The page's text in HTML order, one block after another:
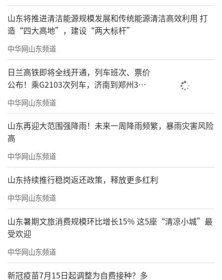
山东将推进清洁能源规模发展和传统能源清洁高效利用 打
造“四大高地”，建设“两大标杆”
中华网山东频道
日兰高铁即将全线开通，列车班次、票价
公布！乘G2103次列车，济南到郑州3小
时到达
中华网山东频道
山东再迎大范围强降雨！未来一周降雨频繁，暴雨灾害风险
高
中华网山东频道
山东持续推行稳岗返还政策，释放更多红利
中华网山东频道
山东暑期文旅消费规模环比增长15% 这5座“清凉小城”最
受欢迎
中华网山东频道
新冠疫苗7月15日起调整为自费接种？多